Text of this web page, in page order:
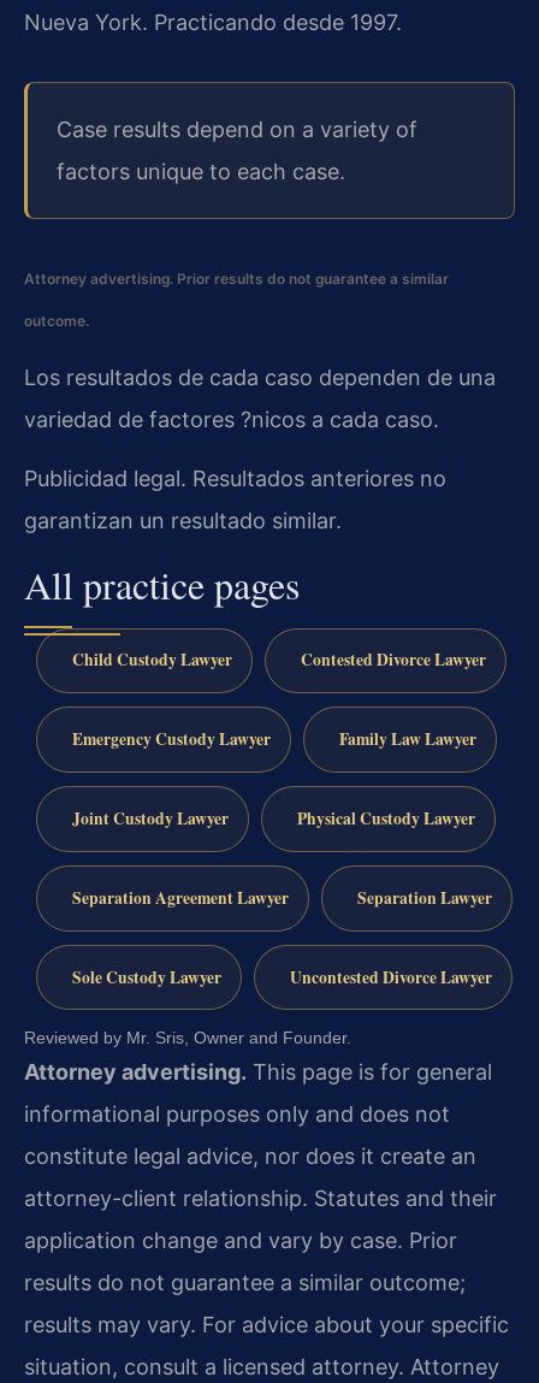
Nueva York. Practicando desde 1997.
Case results depend on a variety of
factors unique to each case.
Attorney advertising. Prior results do not guarantee a similar
outcome.
Los resultados de cada caso dependen de una
variedad de factores ?nicos a cada caso.
Publicidad legal. Resultados anteriores no
garantizan un resultado similar.
All practice pages
Child Custody Lawyer Contested Divorce Lawyer
Emergency Custody Lawyer Family Law Lawyer
Joint Custody Lawyer Physical Custody Lawyer
Separation Agreement Lawyer Separation Lawyer
Sole Custody Lawyer Uncontested Divorce Lawyer
Reviewed by Mr. Sris, Owner and Founder.
Attorney advertising. This page is for general
informational purposes only and does not
constitute legal advice, nor does it create an
attorney-client relationship. Statutes and their
application change and vary by case. Prior
results do not guarantee a similar outcome;
results may vary. For advice about your specific
situation, consult a licensed attorney. Attorney